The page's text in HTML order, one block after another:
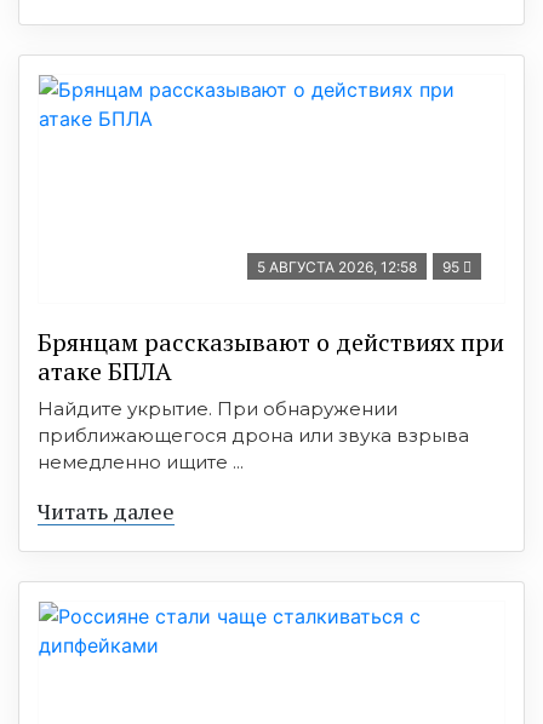
5 АВГУСТА 2026, 12:58 95
Брянцам рассказывают о действиях при
атаке БПЛА
Найдите укрытие. При обнаружении
приближающегося дрона или звука взрыва
немедленно ищите ...
Читать далее